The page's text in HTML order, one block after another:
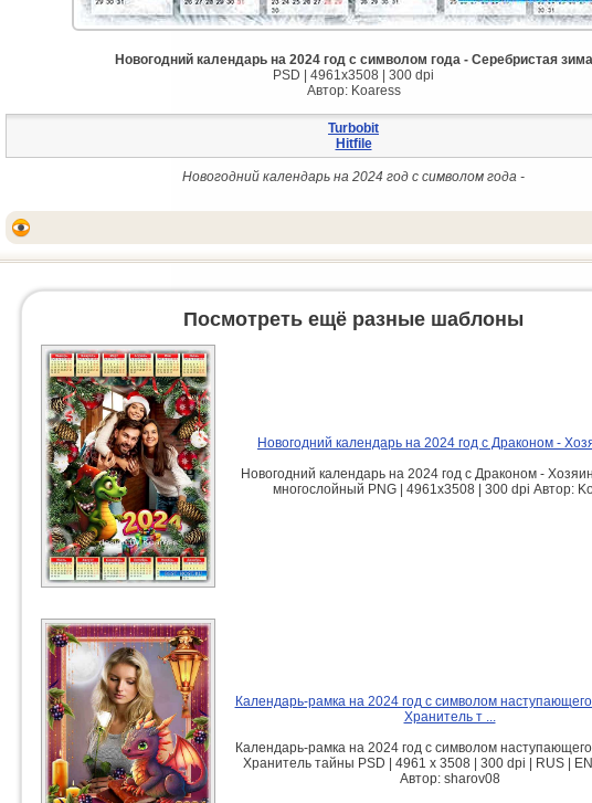
Новогодний календарь на 2024 год с символом года - Серебристая зима
PSD | 4961x3508 | 300 dpi
Автор: Koaress
Turbobit
Hitfile
Новогодний календарь на 2024 год с символом года -
Посмотреть ещё разные шаблоны
Новогодний календарь на 2024 год с Драконом -
Новогодний календарь на 2024 год с Драконом -
многослойный PNG | 4961x3508 | 300 dpi Автор:
Календарь-рамка на 2024 год с символом
Хранитель т ...
Календарь-рамка на 2024 год с символом
Хранитель тайны PSD | 4961 х 3508 | 300 dpi | RUS |
Автор: sharov08